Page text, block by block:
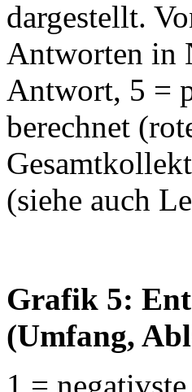
dargestellt.
Antworten in
Antwort, 5 =
berechnet
(siehe auch
Grafik 5:
(Umfang,